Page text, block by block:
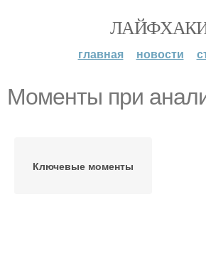
главная новости
Моменты при
Ключевые моменты